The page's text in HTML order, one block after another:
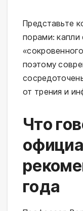
Представьте
порами: капли
поэтому
от трения и
Что
года